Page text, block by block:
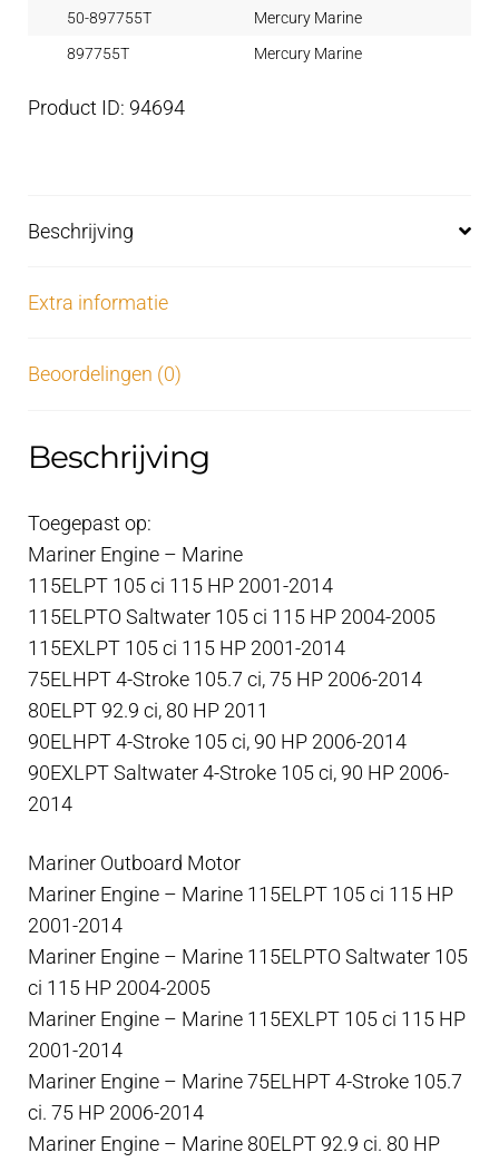
50-897755T
Mercury Marine
897755T
Mercury Marine
Product ID: 94694
Beschrijving
Extra informatie
Beoordelingen (0)
Beschrijving
Toegepast op:
Mariner Engine – Marine
115ELPT 105 ci 115 HP 2001-2014
115ELPTO Saltwater 105 ci 115 HP 2004-2005
115EXLPT 105 ci 115 HP 2001-2014
75ELHPT 4-Stroke 105.7 ci, 75 HP 2006-2014
80ELPT 92.9 ci, 80 HP 2011
90ELHPT 4-Stroke 105 ci, 90 HP 2006-2014
90EXLPT Saltwater 4-Stroke 105 ci, 90 HP 2006-
2014
Mariner Outboard Motor
Mariner Engine – Marine 115ELPT 105 ci 115 HP
2001-2014
Mariner Engine – Marine 115ELPTO Saltwater 105
ci 115 HP 2004-2005
Mariner Engine – Marine 115EXLPT 105 ci 115 HP
2001-2014
Mariner Engine – Marine 75ELHPT 4-Stroke 105.7
ci. 75 HP 2006-2014
Mariner Engine – Marine 80ELPT 92.9 ci. 80 HP